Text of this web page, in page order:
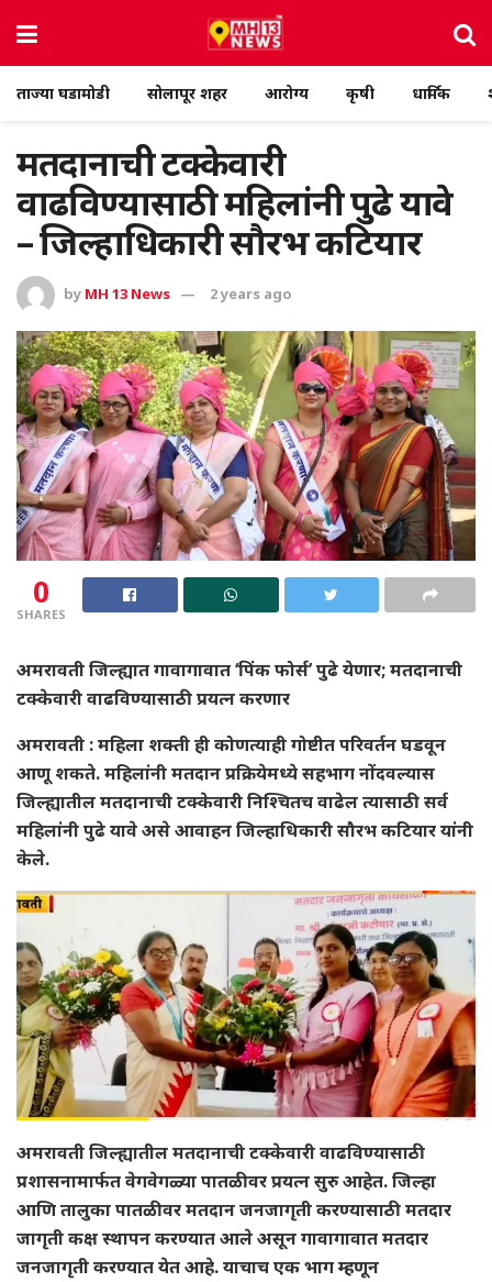
ताज्या घडामोडी सोलापूर शहर आरोग्य कृषी धार्मिक
मतदानाची टक्केवारी
वाढविण्यासाठी महिलांनी पुढे यावे
– जिल्हाधिकारी सौरभ कटियार
by MH 13 News 2 years ago
0
SHARES
अमरावती जिल्ह्यात गावागावात ‘पिंक फोर्स’ पुढे येणार; मतदानाची
टक्केवारी वाढविण्यासाठी प्रयत्न करणार
अमरावती : महिला शक्ती ही कोणत्याही गोष्टीत परिवर्तन घडवून
आणू शकते. महिलांनी मतदान प्रक्रियेमध्ये सहभाग नोंदवल्यास
जिल्ह्यातील मतदानाची टक्केवारी निश्चितच वाढेल त्यासाठी सर्व
महिलांनी पुढे यावे असे आवाहन जिल्हाधिकारी सौरभ कटियार यांनी
केले.
अमरावती जिल्ह्यातील मतदानाची टक्केवारी वाढविण्यासाठी
प्रशासनामार्फत वेगवेगळ्या पातळीवर प्रयत्न सुरु आहेत. जिल्हा
आणि तालुका पातळीवर मतदान जनजागृती करण्यासाठी मतदार
जागृती कक्ष स्थापन करण्यात आले असून गावागावात मतदार
जनजागृती करण्यात येत आहे. याचाच एक भाग म्हणून